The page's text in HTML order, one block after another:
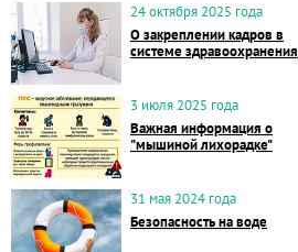
24 октября 2025 года
О закреплении кадров в
системе здравоохранения
3 июля 2025 года
Важная информация о
"мышиной лихорадке"
31 мая 2024 года
Безопасность на воде